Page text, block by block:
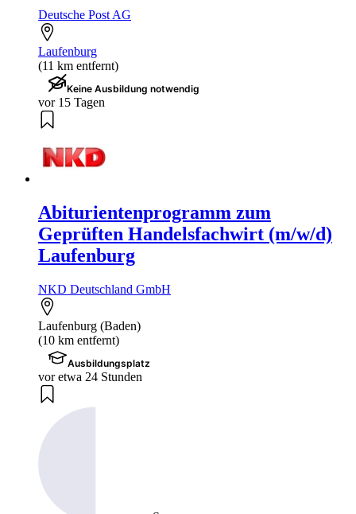
Deutsche Post AG
Laufenburg
(11 km entfernt)
Keine Ausbildung notwendig
vor 15 Tagen
Abiturientenprogramm zum
Geprüften Handelsfachwirt (m/w/d)
Laufenburg
NKD Deutschland GmbH
Laufenburg (Baden)
(10 km entfernt)
Ausbildungsplatz
vor etwa 24 Stunden